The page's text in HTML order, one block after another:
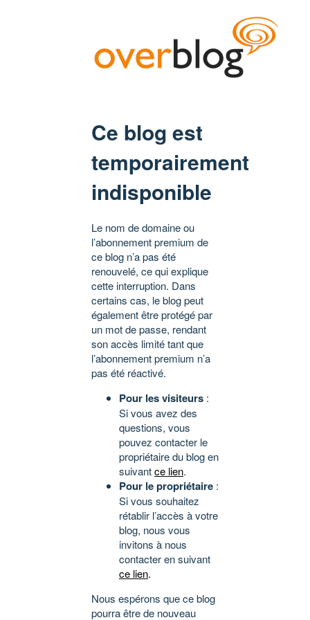
Ce blog est
temporairement
indisponible
Le nom de domaine ou
l’abonnement premium de
ce blog n’a pas été
renouvelé, ce qui explique
cette interruption. Dans
certains cas, le blog peut
également être protégé par
un mot de passe, rendant
son accès limité tant que
l’abonnement premium n’a
pas été réactivé.
Pour les visiteurs :
Si vous avez des
questions, vous
pouvez contacter le
propriétaire du blog en
suivantce lien.
Pour le propriétaire :
Si vous souhaitez
rétablir l’accès à votre
blog, nous vous
invitons à nous
contacter en suivant
ce lien.
Nous espérons que ce blog
pourra être de nouveau